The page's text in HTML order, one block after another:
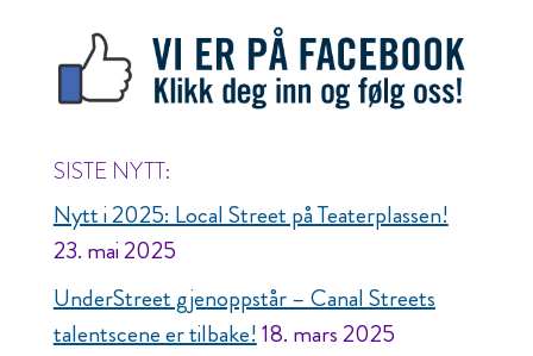
SISTE NYTT:
Nytt i 2025: Local Street på Teaterplassen!
23. mai 2025
UnderStreet gjenoppstår – Canal Streets
talentscene er tilbake!18. mars 2025